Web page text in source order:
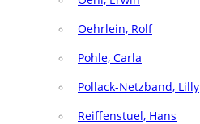
Oehrlein, Rolf
Pohle, Carla
Pollack-Netzband, Lilly
Reiffenstuel, Hans